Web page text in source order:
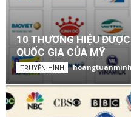
10 THƯƠNG HIỆU
QUỐC GIA CỦA MỸ
TRUYỀN HÌNH hoangtuanminh